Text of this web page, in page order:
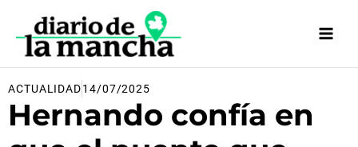
contenido
ACTUALIDAD14/07/2025
Hernando confía en